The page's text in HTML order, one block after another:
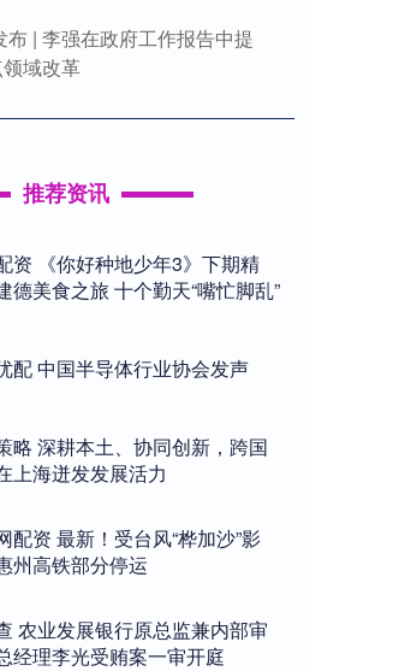
| 李强在政府工作报告中提
域改革
推荐资讯
资 《你好种地少年3》下期精
德美食之旅 十个勤天“嘴忙脚乱”
配 中国半导体行业协会发声
略 深耕本土、协同创新，跨国
上海迸发发展活力
配资 最新！受台风“桦加沙”影
州高铁部分停运
农业发展银行原总监兼内部审
经理李光受贿案一审开庭